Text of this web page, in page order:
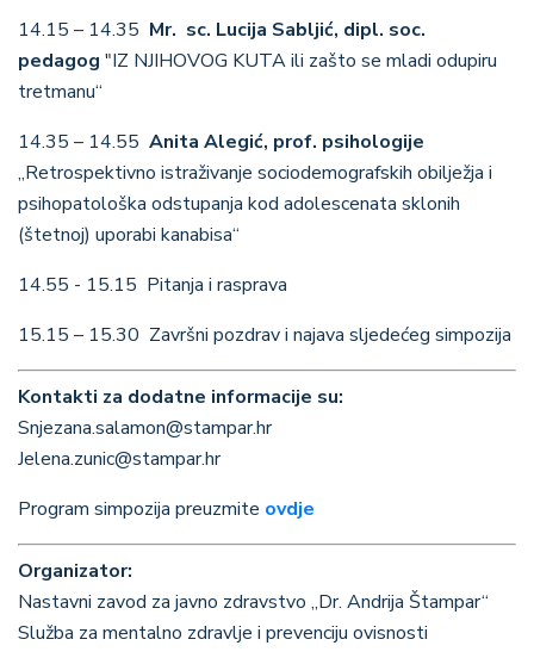
14.15 – 14.35 Mr. sc. Lucija Sabljić, dipl. soc.
pedagog "IZ NJIHOVOG KUTA ili zašto se mladi odupiru
tretmanu“
14.35 – 14.55 Anita Alegić, prof. psihologije
„Retrospektivno istraživanje sociodemografskih obilježja i
psihopatološka odstupanja kod adolescenata sklonih
(štetnoj) uporabi kanabisa“
14.55 - 15.15 Pitanja i rasprava
15.15 – 15.30 Završni pozdrav i najava sljedećeg simpozija
Kontakti za dodatne informacije su:
Snjezana.salamon@stampar.hr
Jelena.zunic@stampar.hr
Program simpozija preuzmite ovdje
Organizator:
Nastavni zavod za javno zdravstvo „Dr. Andrija Štampar“
Služba za mentalno zdravlje i prevenciju ovisnosti